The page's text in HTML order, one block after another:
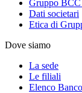
Gruppo BCC
Dati societari
Etica di
Dove siamo
La sede
Le filiali
Elenco